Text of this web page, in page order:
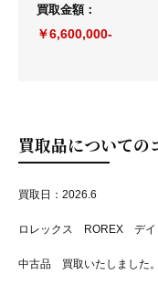
買取金額：
￥6,600,000-
買取品についての
買取日：2026.6
ロレックス ROREX デ
中古品 買取いたしました。